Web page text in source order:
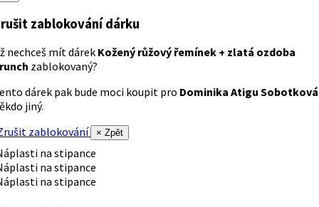
zablokování dárku
nechceš mít dárek Kožený růžový řemínek + zlatá ozdoba
zablokovaný?
dárek pak bude moci koupit pro Dominika Atigu Sobotková
jiný.
zablokování
× Zpět